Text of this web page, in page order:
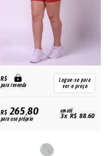
R$
para revenda
Logue-se para
ver o preço
R$265,80
para uso próprio
em até
3x R$ 88,60